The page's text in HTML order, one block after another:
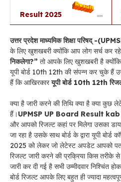
Result 2025
उत्तर प्रदेश माध्यमिक शिक्षा परिषद् -
के लिए खुशखबरी क्योंकि आप लोग सर्च कर
निकलेगा?” तो आपके लिए खुशखबरी है क्योंकि
यूपी बोर्ड 10th 12th की संपन्न कर चुके हैं
हैं कि आखिरकारयूपी बोर्ड 10th 12th
क्या है जारी करने की तिथि क्या है क्या कुछ
हैं।UPMSP UP Board Result
और आपको रिजल्ट कहां पर मिलेगा उसका
जा रहा है उसके साथ बोर्ड के द्वारा यूपी बोर्ड
2025 को लेकर जो लेटेस्ट अपडेट आपको पता
रिजल्ट जारी करने की प्रक्रिया किस तरीके
जारी कर दी गई है सभी उम्मीदवार निश्चिंत
बोर्ड रिजल्ट आपके लिए बहुत ही ज्यादा